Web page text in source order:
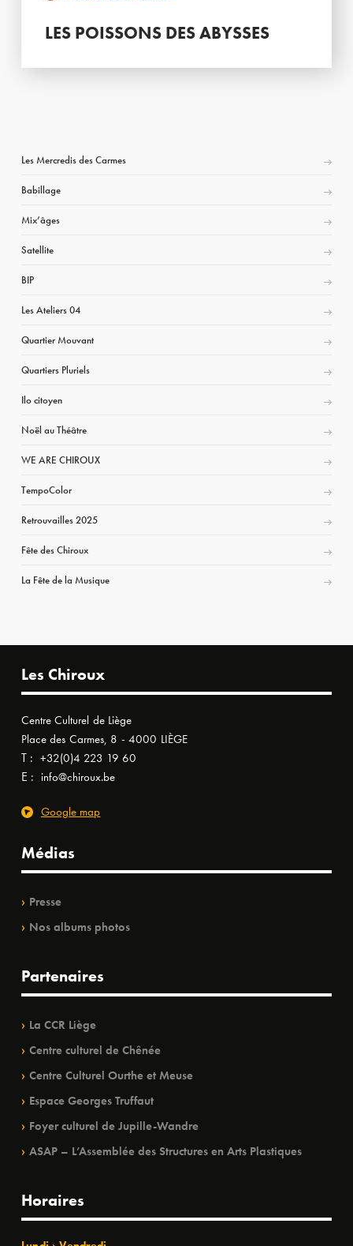
LES POISSONS DES ABYSSES
Les Mercredis des Carmes
Babillage
Mix’âges
Satellite
BIP
Les Ateliers 04
Quartier Mouvant
Quartiers Pluriels
Ilo citoyen
Noël au Théâtre
WE ARE CHIROUX
TempoColor
Retrouvailles 2025
Fête des Chiroux
La Fête de la Musique
Les Chiroux
Centre Culturel de Liège
Place des Carmes, 8 - 4000 LIÈGE
T : +32(0)4 223 19 60
E : info@chiroux.be
Google map
Médias
Presse
Nos albums photos
Partenaires
La CCR Liège
Centre culturel de Chênée
Centre Culturel Ourthe et Meuse
Espace Georges Truffaut
Foyer culturel de Jupille-Wandre
ASAP – L’Assemblée des Structures en Arts Plastiques
Horaires